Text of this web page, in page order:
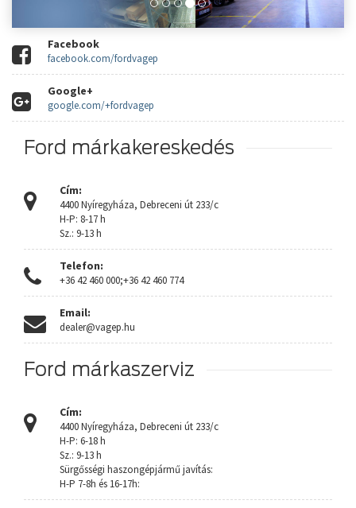
Facebook
facebook.com/fordvagep
Google+
google.com/+fordvagep
Ford márkakereskedés
Cím:
4400 Nyíregyháza, Debreceni út 233/c
H-P: 8-17 h
Sz.: 9-13 h
Telefon:
+36 42 460 000;+36 42 460 774
Email:
dealer@vagep.hu
Ford márkaszerviz
Cím:
4400 Nyíregyháza, Debreceni út 233/c
H-P: 6-18 h
Sz.: 9-13 h
Sürgősségi haszongépjármű javítás:
H-P 7-8h és 16-17h: